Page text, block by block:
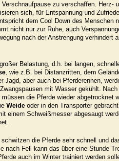
zu verschaffen. Herz-
sich, für Entspannung und
dem Cool Down des Menschen
nicht nur zur Ruhe, auch
nach der Anstrengung verhindert
Belastung, d.h. bei langen,
, wie z.B. bei Distanzritten, dem
Jagd, aber auch bei Pferderennen,
mit Wasser gekühlt. Nach
die Pferde wieder abgetrocknet
Weide oder in den Transporter
einem Schweißmesser abgesaugt
die Pferde sehr schnell und
nach Fell kann das über eine Stunde
auch im Winter trainiert werden